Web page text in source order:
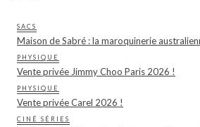
SACS
Maison de Sabré : la maroquinerie
PHYSIQUE
Vente privée Jimmy Choo Paris 2026 !
PHYSIQUE
Vente privée Carel 2026 !
CINÉ SÉRIES